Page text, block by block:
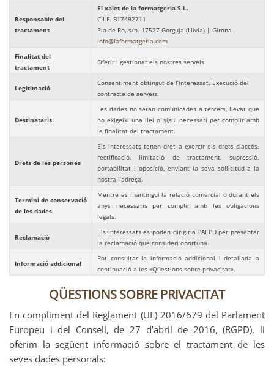
Responsable del
tractament
El xalet de la formatgeria S.L.
C.I.F. B17492711
Pla de Ro, s/n. 17527 Gorguja (Llivia) | Girona
info@laformatgeria.com
Finalitat del
tractament
Oferir i gestionar els nostres serveis.
Legitimació
Consentiment obtingut de l’interessat. Execució del
contracte de serveis.
Destinataris
Les dades no seran comunicades a tercers, llevat que
ho exigeixi una llei o sigui necessari per complir amb
la finalitat del tractament.
Drets de les persones
Els interessats tenen dret a exercir els drets d’accés,
rectificació, limitació de tractament, supressió,
portabilitat i oposició, enviant la seva sol·licitud a la
nostra l’adreça.
Termini de conservació
de les dades
Mentre es mantingui la relació comercial o durant els
anys necessaris per complir amb les obligacions
legals.
Reclamació
Els interessats es poden dirigir a l’AEPD per presentar
la reclamació que consideri oportuna.
Informació addicional
Pot consultar la informació addicional i detallada a
continuació a les «Qüestions sobre privacitat».
QÜESTIONS SOBRE PRIVACITAT
En compliment del Reglament (UE) 2016/679 del Parlament
Europeu i del Consell, de 27 d’abril de 2016, (RGPD), li
oferim la següent informació sobre el tractament de les
seves dades personals: